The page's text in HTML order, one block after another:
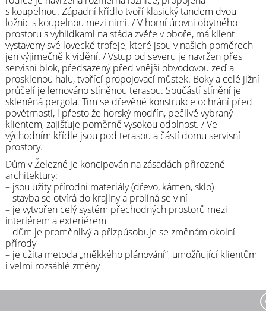
s koupelnou. Západní křídlo tvoří klasický tandem dvou
ložnic s koupelnou mezi nimi. / V horní úrovni obytného
prostoru s vyhlídkami na stáda zvěře v oboře, má klient
vystaveny své lovecké trofeje, které jsou v našich poměrech
jen výjimečně k vidění. / Vstup od severu je navržen přes
servisní blok, předsazený před vnější obvodovou zeď a
prosklenou halu, tvořící propojovací můstek. Boky a celé jižní
průčelí je lemováno stíněnou terasou. Součástí stínění je
skleněná pergola. Tím se dřevěné konstrukce ochrání před
povětrností, i přesto že horský modřín, pečlivě vybraný
klientem, zajišťuje poměrně vysokou odolnost. / Ve
východním křídle jsou pod terasou a částí domu servisní
prostory.
Dům v Železné je koncipován na zásadách přirozené
architektury:
– jsou užity přírodní materiály (dřevo, kámen, sklo)
– stavba se otvírá do krajiny a prolíná se v ní
– je vytvořen celý systém přechodných prostorů mezi
interiérem a exteriérem
– dům je proměnlivý a přizpůsobuje se změnám okolní
přírody
– je užita metoda „měkkého plánování“, umožňující klientům
i velmi rozsáhlé změny